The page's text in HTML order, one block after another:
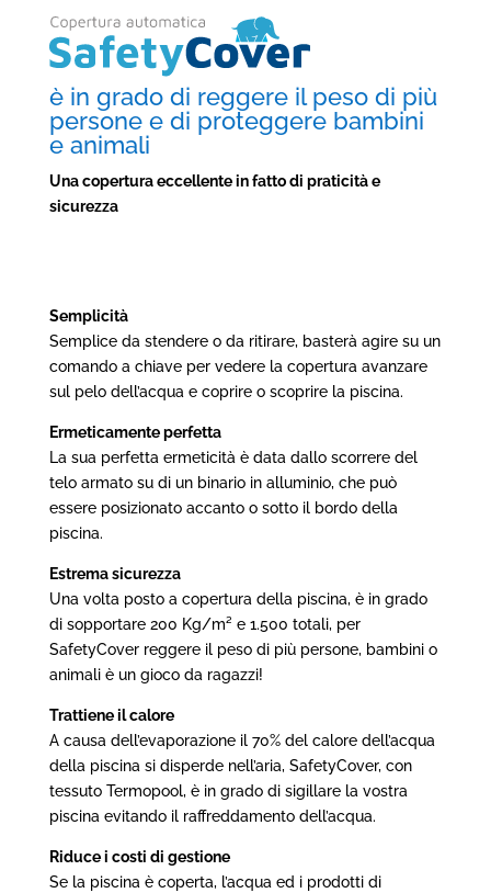
è in grado di reggere il peso di più
persone e di proteggere bambini
e animali
Una copertura eccellente in fatto di praticità e
sicurezza
Semplicità
Semplice da stendere o da ritirare, basterà agire su un
comando a chiave per vedere la copertura avanzare
sul pelo dell’acqua e coprire o scoprire la piscina.
Ermeticamente perfetta
La sua perfetta ermeticità è data dallo scorrere del
telo armato su di un binario in alluminio, che può
essere posizionato accanto o sotto il bordo della
piscina.
Estrema sicurezza
Una volta posto a copertura della piscina, è in grado
di sopportare 200 Kg/m² e 1.500 totali, per
SafetyCover reggere il peso di più persone, bambini o
animali è un gioco da ragazzi!
Trattiene il calore
A causa dell’evaporazione il 70% del calore dell’acqua
della piscina si disperde nell’aria, SafetyCover, con
tessuto Termopool, è in grado di sigillare la vostra
piscina evitando il raffreddamento dell’acqua.
Riduce i costi di gestione
Se la piscina è coperta, l’acqua ed i prodotti di